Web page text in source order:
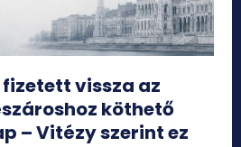
vissza az
köthető
– Vitézy szerint ez